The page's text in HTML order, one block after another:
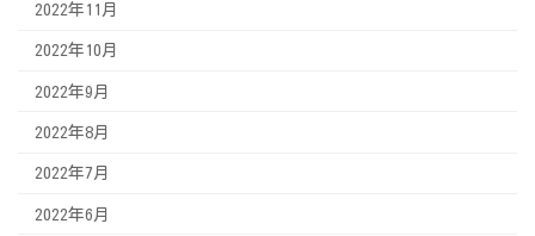
2022年11月
2022年10月
2022年9月
2022年8月
2022年7月
2022年6月